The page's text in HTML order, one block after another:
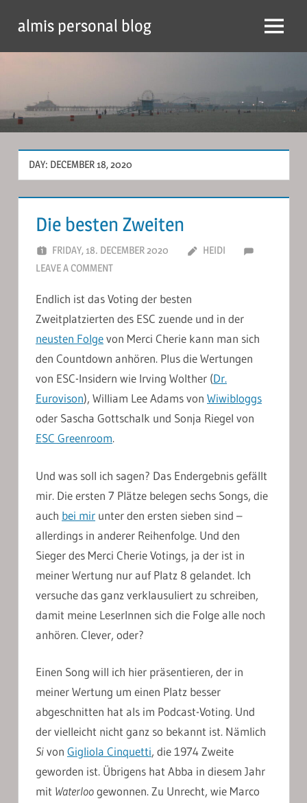
content
almis personal blog Menu
DAY: DECEMBER 18, 2020
Die besten Zweiten
FRIDAY, 18. DECEMBER 2020
HEIDI
LEAVE A COMMENT
Endlich ist das Voting der besten
Zweitplatzierten des ESC zuende und in der
neusten Folgevon Merci Cherie kann man sich
den Countdown anhören. Plus die Wertungen
von ESC-Insidern wie Irving Wolther (Dr.
Eurovison), William Lee Adams von Wiwibloggs
oder Sascha Gottschalk und Sonja Riegel von
ESC Greenroom.
Und was soll ich sagen? Das Endergebnis gefällt
mir. Die ersten 7 Plätze belegen sechs Songs, die
auch bei mir unter den ersten sieben sind –
allerdings in anderer Reihenfolge. Und den
Sieger des Merci Cherie Votings, ja der ist in
meiner Wertung nur auf Platz 8 gelandet. Ich
versuche das ganz verklausuliert zu schreiben,
damit meine LeserInnen sich die Folge alle noch
anhören. Clever, oder?
Einen Song will ich hier präsentieren, der in
meiner Wertung um einen Platz besser
abgeschnitten hat als im Podcast-Voting. Und
der vielleicht nicht ganz so bekannt ist. Nämlich
Sivon Gigliola Cinquetti, die 1974 Zweite
geworden ist. Übrigens hat Abba in diesem Jahr
mit Waterloogewonnen. Zu Unrecht, wie Marco